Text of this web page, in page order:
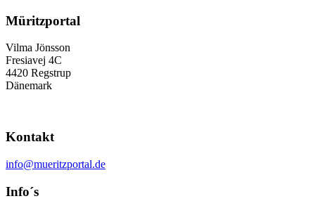
Müritzportal
Vilma Jönsson
Fresiavej 4C
4420 Regstrup
Dänemark
Kontakt
info@mueritzportal.de
Info´s